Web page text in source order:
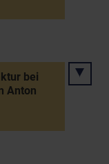
bei
Anton